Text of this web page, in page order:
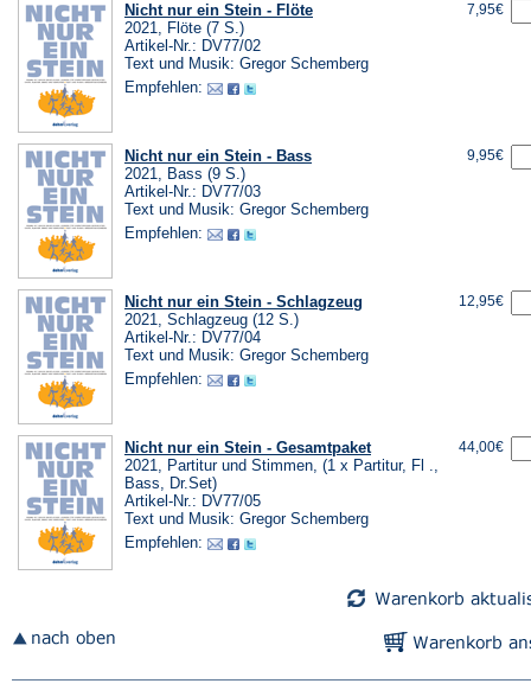
Nicht nur ein Stein - Flöte
2021, Flöte (7 S.)
Artikel-Nr.: DV77/02
Text und Musik: Gregor Schemberg
Empfehlen:
7,95€
Nicht nur ein Stein - Bass
2021, Bass (9 S.)
Artikel-Nr.: DV77/03
Text und Musik: Gregor Schemberg
Empfehlen:
9,95€
Nicht nur ein Stein - Schlagzeug
2021, Schlagzeug (12 S.)
Artikel-Nr.: DV77/04
Text und Musik: Gregor Schemberg
Empfehlen:
12,95€
Nicht nur ein Stein - Gesamtpaket
2021, Partitur und Stimmen, (1 x Partitur, Fl .,
Bass, Dr.Set)
Artikel-Nr.: DV77/05
Text und Musik: Gregor Schemberg
Empfehlen:
44,00€